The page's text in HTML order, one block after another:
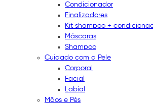
Condicionador
Finalizadores
Kit shampoo +
Máscaras
Shampoo
Cuidado com a Pele
Corporal
Facial
Labial
Mãos e Pés